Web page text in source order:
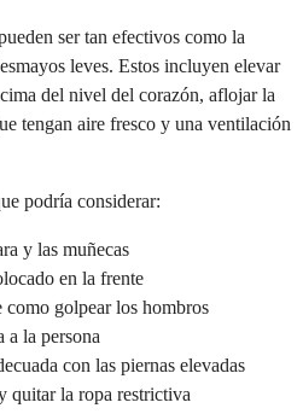
ser tan efectivos como la
leves. Estos incluyen elevar
del nivel del corazón, aflojar la
tengan aire fresco y una ventilación
podría considerar:
y las muñecas
en la frente
golpear los hombros
a la persona
con las piernas elevadas
quitar la ropa restrictiva